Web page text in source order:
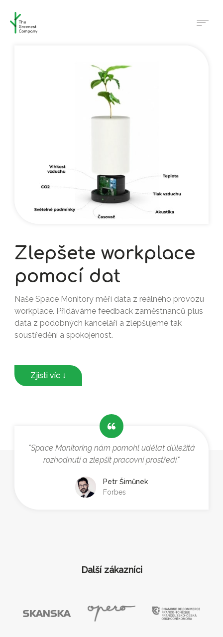
Zlepšete workplace
pomocí dat
Naše Space Monitory měří data z reálného provozu
workplace. Přidáváme feedback zaměstnanců plus
data z podobných kanceláří a zlepšujeme tak
soustředění a spokojenost.
Zjisti víc ↓
"Space Monitoring nám pomohl udělat důležitá
rozhodnutí a zlepšit pracovní prostředí."
Petr Šimůnek
Forbes
Další zákazníci